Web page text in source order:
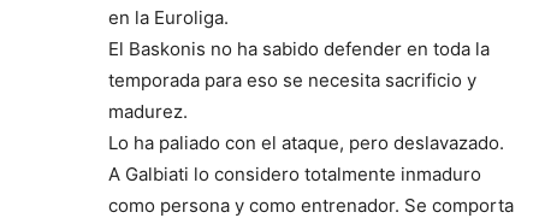
en la Euroliga.
El Baskonis no ha sabido defender en toda la
temporada para eso se necesita sacrificio y
madurez.
Lo ha paliado con el ataque, pero deslavazado.
A Galbiati lo considero totalmente inmaduro
como persona y como entrenador. Se comporta